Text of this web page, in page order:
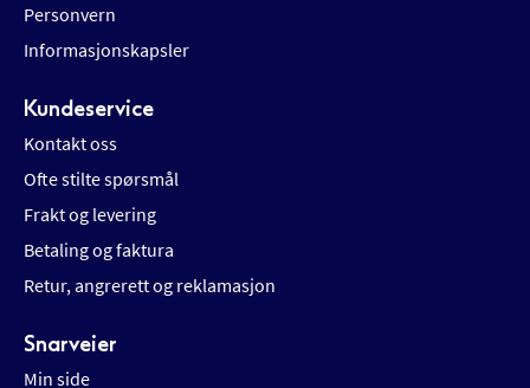
Personvern
Informasjonskapsler
Kundeservice
Kontakt oss
Ofte stilte spørsmål
Frakt og levering
Betaling og faktura
Retur, angrerett og reklamasjon
Snarveier
Min side